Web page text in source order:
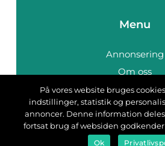
Menu
Annonsering
Om oss
Cookies
Kontakta oss
Sitemap
På vores website bruges
indstillinger, statistik og
annoncer. Denne information
fortsat brug af websiden
Ok